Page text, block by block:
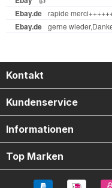
Kontakt
Kundenservice
Informationen
Top Marken